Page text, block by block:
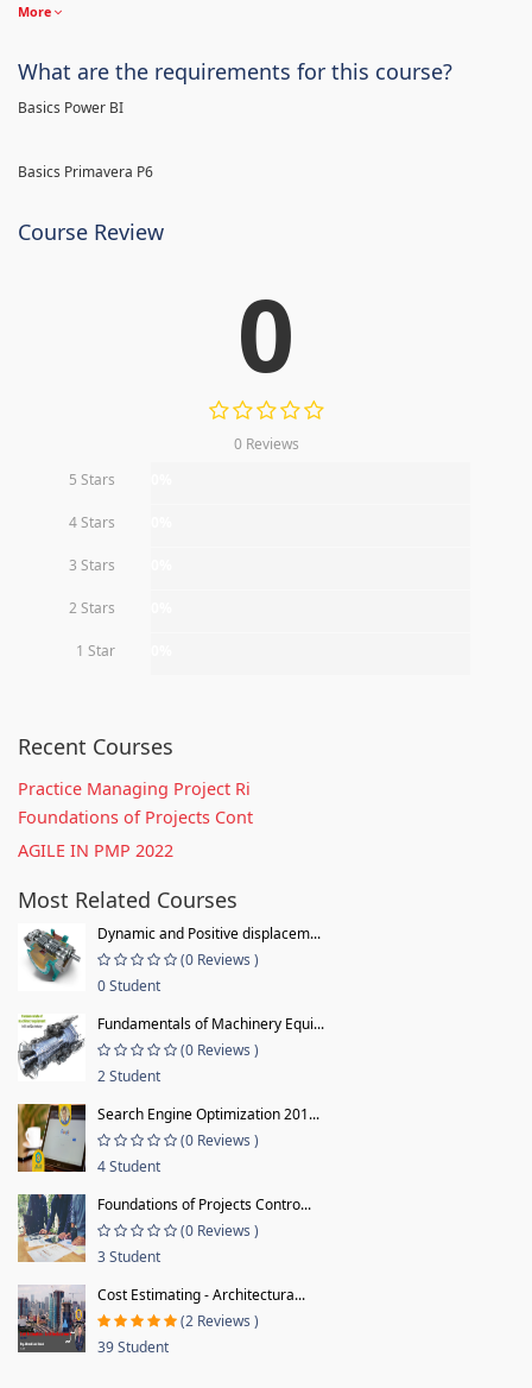
More
What are the requirements for this course?
Basics Power BI
Basics Primavera P6
Course Review
0
0 Reviews
5 Stars
4 Stars
3 Stars
2 Stars
1 Star
Recent Courses
Practice Managing Project Ri
Foundations of Projects Cont
AGILE IN PMP 2022
Most Related Courses
Dynamic and Positive displacem...
(0 Reviews )
0 Student
Fundamentals of Machinery Equi...
(0 Reviews )
2 Student
Search Engine Optimization 201...
(0 Reviews )
4 Student
Foundations of Projects Contro...
(0 Reviews )
3 Student
Cost Estimating - Architectura...
(2 Reviews )
39 Student